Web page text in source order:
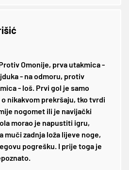
Omonije, prva utakmica -
- na odmoru, protiv
- loš. Prvi gol je samo
nikakvom prekršaju, tko tvrdi
nogomet ili je navijački
morao je napustiti igru,
muči zadnja loža lijeve noge,
pogrešku. I prije toga je